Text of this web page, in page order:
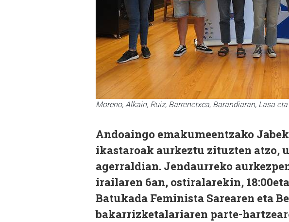
Moreno, Alkain, Ruiz, Barrenetxea, Barandiaran, Lasa
Andoaingo emakumeentzako
ikastaroak aurkeztu zituzten atzo,
agerraldian. Jendaurreko
irailaren 6an, ostiralarekin,
Batukada Feminista Sarearen eta
bakarrizketalariaren parte-